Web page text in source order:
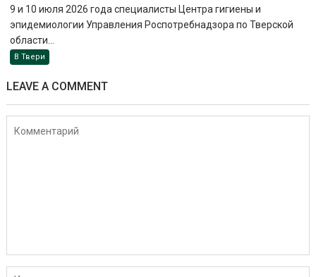
9 и 10 июля 2026 года специалисты Центра гигиены и
эпидемиологии Управления Роспотребнадзора по Тверской
области...
В Твери
LEAVE A COMMENT